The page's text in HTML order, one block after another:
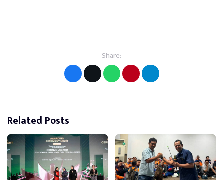
Share:
Related Posts